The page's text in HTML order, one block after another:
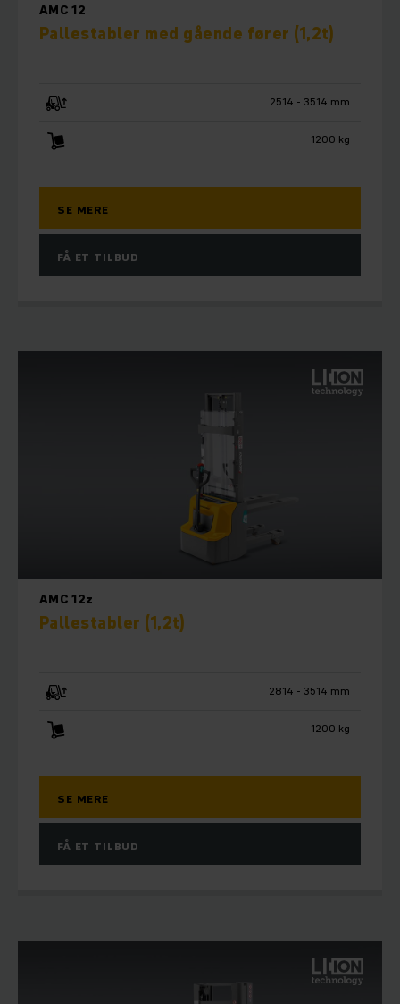
AMC 12
Pallestabler med gående fører (1,2t)
2514 - 3514 mm
1200 kg
SE MERE
FÅ ET TILBUD
AMC 12z
Pallestabler (1,2t)
2814 - 3514 mm
1200 kg
SE MERE
FÅ ET TILBUD